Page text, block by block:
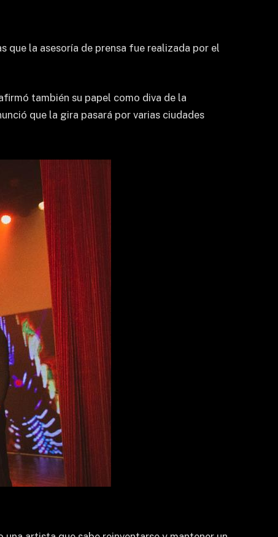
la asesoría de prensa fue realizada por el
también su papel como diva de la
que la gira pasará por varias ciudades